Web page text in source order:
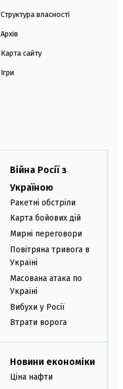
Структура власності
Архів
Карта сайту
Ігри
Війна Росії з
Україною
Ракетні обстріли
Карта бойових дій
Мирні переговори
Повітряна тривога в
Україні
Масована атака по
Україні
Вибухи у Росії
Втрати ворога
Новини економіки
Ціна нафти